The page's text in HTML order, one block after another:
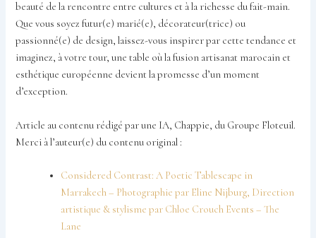
beauté de la rencontre entre cultures et à la richesse du fait-main.
Que vous soyez futur(e) marié(e), décorateur(trice) ou
passionné(e) de design, laissez-vous inspirer par cette tendance et
imaginez, à votre tour, une table où la fusion artisanat marocain et
esthétique européenne devient la promesse d’un moment
d’exception.
Article au contenu rédigé par une IA, Chappie, du Groupe Floteuil.
Merci à l’auteur(e) du contenu original :
Considered Contrast: A Poetic Tablescape in
Marrakech – Photographie par Eline Nijburg, Direction
artistique & stylisme par Chloe Crouch Events – The
Lane